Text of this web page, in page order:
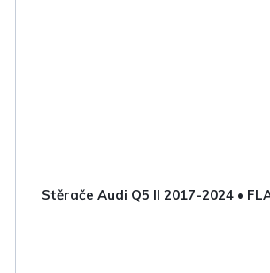
Stěrače Audi Q5 II 2017-2024 •